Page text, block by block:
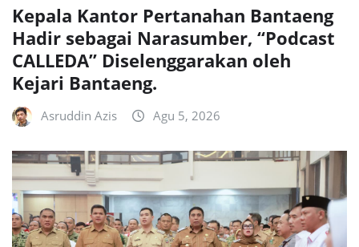
Kepala Kantor Pertanahan Bantaeng
Hadir sebagai Narasumber, “Podcast
CALLEDA” Diselenggarakan oleh
Kejari Bantaeng.
Asruddin Azis Agu 5, 2026